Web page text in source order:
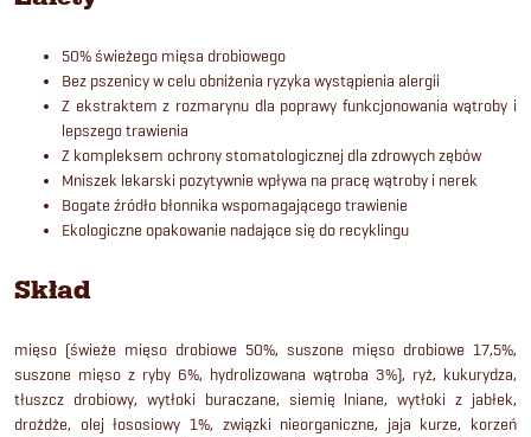
50% świeżego mięsa drobiowego
Bez pszenicy w celu obniżenia ryzyka wystąpienia alergii
Z ekstraktem z rozmarynu dla poprawy funkcjonowania wątroby i
lepszego trawienia
Z kompleksem ochrony stomatologicznej dla zdrowych zębów
Mniszek lekarski pozytywnie wpływa na pracę wątroby i nerek
Bogate źródło błonnika wspomagającego trawienie
Ekologiczne opakowanie nadające się do recyklingu
Skład
mięso (świeże mięso drobiowe 50%, suszone mięso drobiowe 17,5%,
suszone mięso z ryby 6%, hydrolizowana wątroba 3%), ryż, kukurydza,
tłuszcz drobiowy, wytłoki buraczane, siemię lniane, wytłoki z jabłek,
drożdże, olej łososiowy 1%, związki nieorganiczne, jaja kurze, korzeń